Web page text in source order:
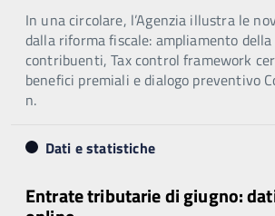
In una circolare, l’Agenzia illustra le
dalla riforma fiscale: ampliamento
contribuenti, Tax control framework
benefici premiali e dialogo preventivo
n.
Dati e statistiche
Entrate tributarie di giugno: